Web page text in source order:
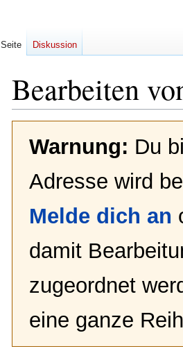
Bearbeiten
Navigation
SucheWarnung: Du
Adresse wird
Melde dich an
damit
zugeordnet
eine ganze
Seite Diskussion